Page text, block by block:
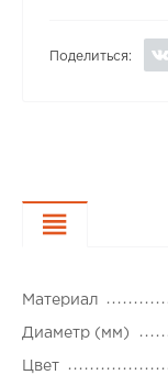
Поделиться:
Материал
Диаметр (мм)
Цвет